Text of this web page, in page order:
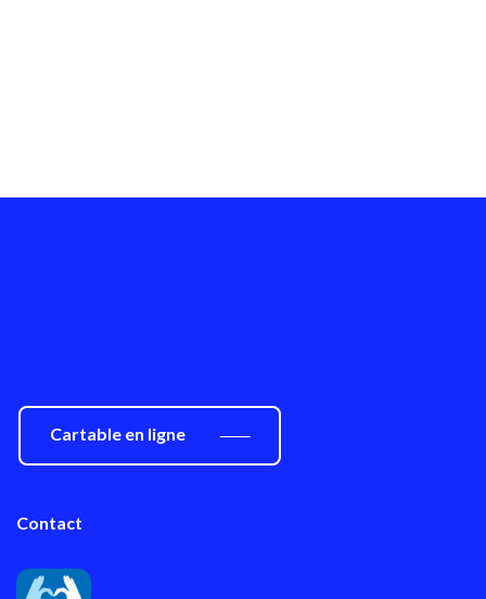
Cartable en ligne
Contact